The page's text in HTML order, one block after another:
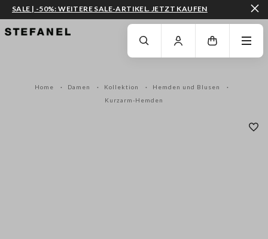
ZUM HAUPTINHALT SPRINGEN GEHEN SIE ZUM ENDE DER SEITE
SALE | -50%: WEITERE SALE-ARTIKEL. JETZT KAUFEN
Home Damen Kollektion
Hemden und Blusen
Kurzarm-Hemden